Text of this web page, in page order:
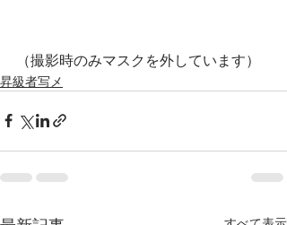
（撮影時のみマスクを外しています）
昇級者写メ